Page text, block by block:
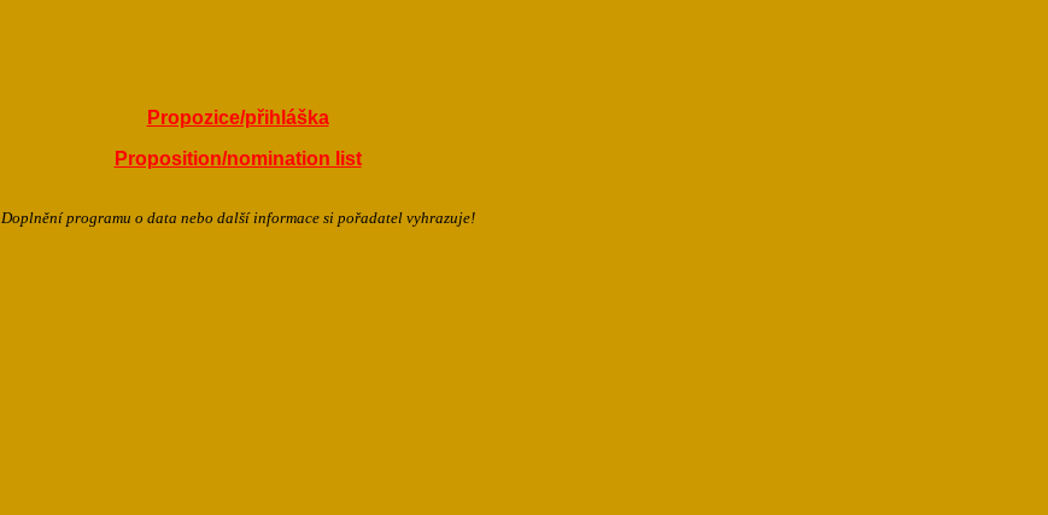
Propozice/přihláška
Proposition/nomination list
Doplnění programu o data nebo další informace si pořadatel vyhrazuje!